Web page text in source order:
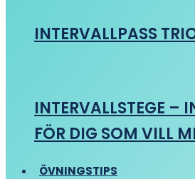
INTERVALLPASS
INTERVALLSTEGE –
FÖR DIG SOM VILL
ÖVNINGSTIPS